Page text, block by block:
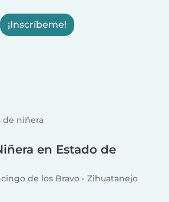
¡Inscríbeme!
de niñera
en Estado de
de los Bravo Zihuatanejo